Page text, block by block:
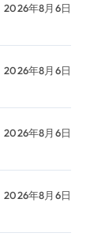
2026年8月6日
2026年8月6日
2026年8月6日
2026年8月6日